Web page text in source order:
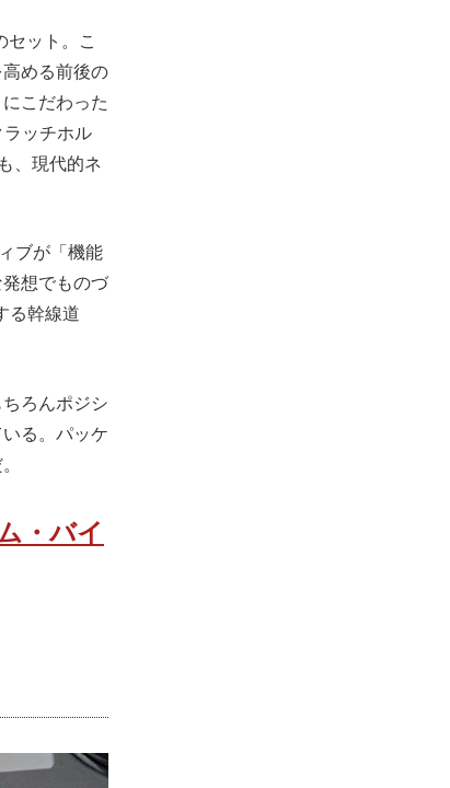
セット。こ
める前後の
こだわった
ラッチホル
、現代的ネ
ブが「機能
想でものづ
る幹線道
ろんポジシ
る。パッケ
・バイ